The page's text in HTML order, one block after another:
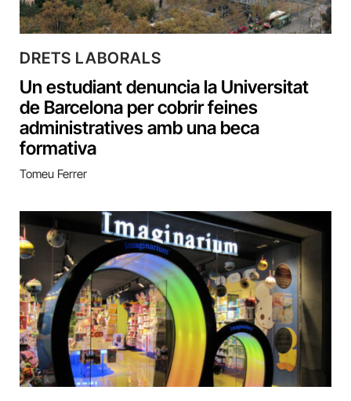
DRETS LABORALS
Un estudiant denuncia la Universitat
de Barcelona per cobrir feines
administratives amb una beca
formativa
Tomeu Ferrer